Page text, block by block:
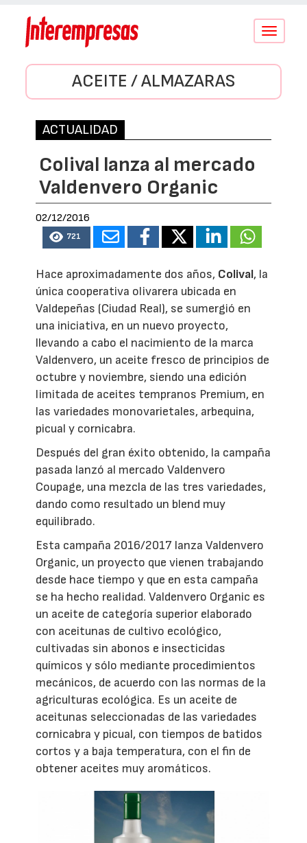
Conmutar
ACEITE / ALMAZARAS
ACTUALIDAD
Colival lanza al mercado
Valdenvero Organic
02/12/2016
721
Hace aproximadamente dos años, Colival, la
única cooperativa olivarera ubicada en
Valdepeñas (Ciudad Real), se sumergió en
una iniciativa, en un nuevo proyecto,
llevando a cabo el nacimiento de la marca
Valdenvero, un aceite fresco de principios de
octubre y noviembre, siendo una edición
limitada de aceites tempranos Premium, en
las variedades monovarietales, arbequina,
picual y cornicabra.
Después del gran éxito obtenido, la campaña
pasada lanzó al mercado Valdenvero
Coupage, una mezcla de las tres variedades,
dando como resultado un blend muy
equilibrado.
Esta campaña 2016/2017 lanza Valdenvero
Organic, un proyecto que vienen trabajando
desde hace tiempo y que en esta campaña
se ha hecho realidad. Valdenvero Organic es
un aceite de categoría superior elaborado
con aceitunas de cultivo ecológico,
cultivadas sin abonos e insecticidas
químicos y sólo mediante procedimientos
mecánicos, de acuerdo con las normas de la
agriculturas ecológica. Es un aceite de
aceitunas seleccionadas de las variedades
cornicabra y picual, con tiempos de batidos
cortos y a baja temperatura, con el fin de
obtener aceites muy aromáticos.